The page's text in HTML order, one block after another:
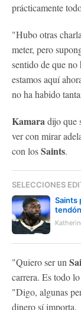
prácticamente
"Hubo otras
meter, pero
sentido de que
estamos aquí
no ha habido
Kamaradijo que
ver con mirar
con losSaints.
SELECCIONES
Saints
"Quiero ser un
carrera. Es todo
"Digo, algunas
dinero sí importa.